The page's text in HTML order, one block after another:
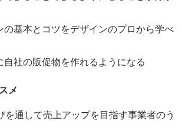
の基本とコツをデザインのプロから学べ
自社の販促物を作れるようになる
メ
を通して売上アップを目指す事業者のう